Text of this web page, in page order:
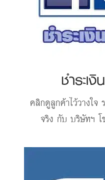
ชำระเ
คลิกดูลูกค้าไว้วางใจ
จริง กับ บริษัทฯ